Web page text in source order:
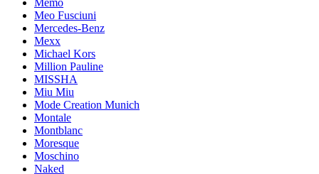
Meo Fusciuni
Mercedes-Benz
Mexx
Michael Kors
Million Pauline
MISSHA
Miu Miu
Mode Creation Munich
Montale
Montblanc
Moresque
Moschino
Naked